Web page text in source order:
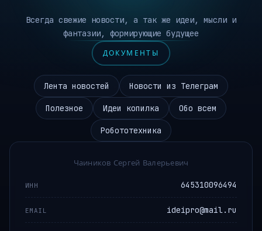
Всегда свежие новости, а так же идеи, мысли и
фантазии, формирующие будущее
ДОКУМЕНТЫ
Лента новостей Новости из Телеграм
Полезное Идеи копилка Обо всем
Робототехника
Чаиников Сергей Валерьевич
ИНН 645310096494
EMAIL ideipro@mail.ru